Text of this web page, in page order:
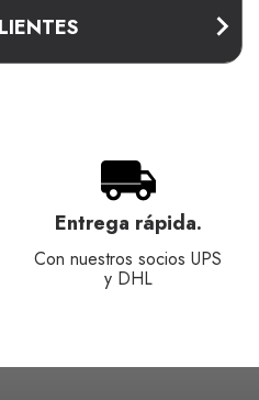
Entrega rápida.
Con nuestros socios UPS
y DHL